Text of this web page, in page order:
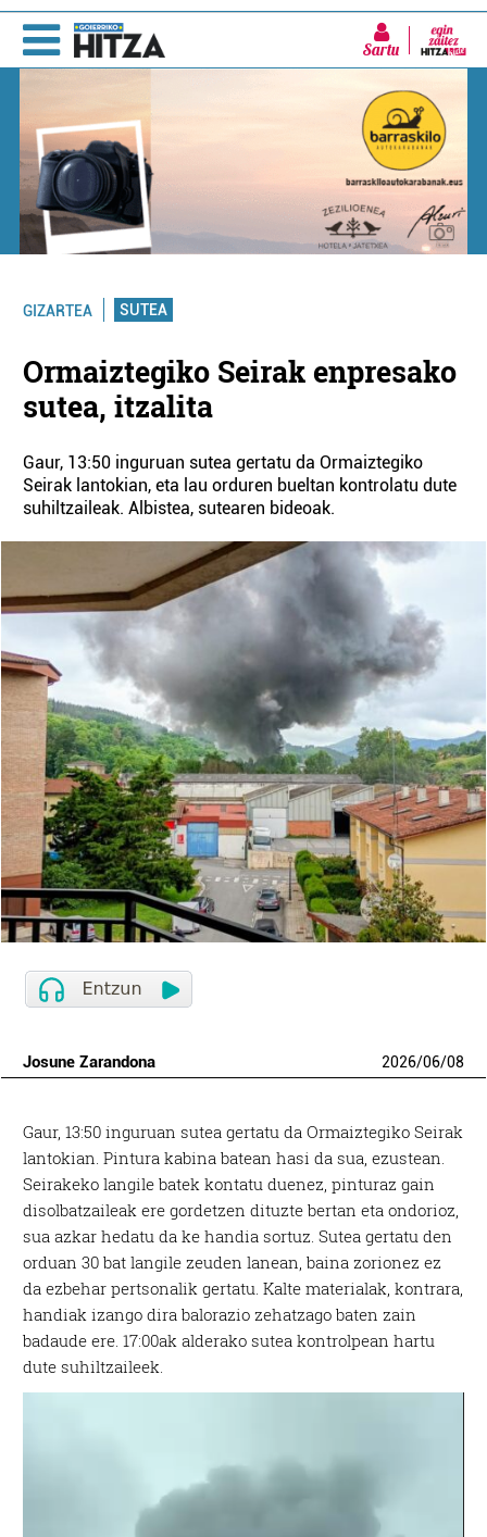
Sartu
GIZARTEA SUTEA
Ormaiztegiko Seirak enpresako
sutea, itzalita
Gaur, 13:50 inguruan sutea gertatu da Ormaiztegiko
Seirak lantokian, eta lau orduren bueltan kontrolatu dute
suhiltzaileak. Albistea, sutearen bideoak.
Josune Zarandona 2026/06/08
Gaur, 13:50 inguruan sutea gertatu da Ormaiztegiko Seirak
lantokian. Pintura kabina batean hasi da sua, ezustean.
Seirakeko langile batek kontatu duenez, pinturaz gain
disolbatzaileak ere gordetzen dituzte bertan eta ondorioz,
sua azkar hedatu da ke handia sortuz. Sutea gertatu den
orduan 30 bat langile zeuden lanean, baina zorionez ez
da ezbehar pertsonalik gertatu. Kalte materialak, kontrara,
handiak izango dira balorazio zehatzago baten zain
badaude ere. 17:00ak alderako sutea kontrolpean hartu
dute suhiltzaileek.